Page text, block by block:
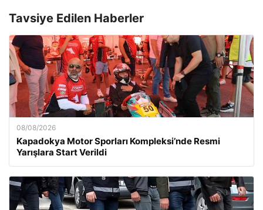
Tavsiye Edilen Haberler
08/08/2026
Kapadokya Motor Sporları Kompleksi’nde Resmi
Yarışlara Start Verildi